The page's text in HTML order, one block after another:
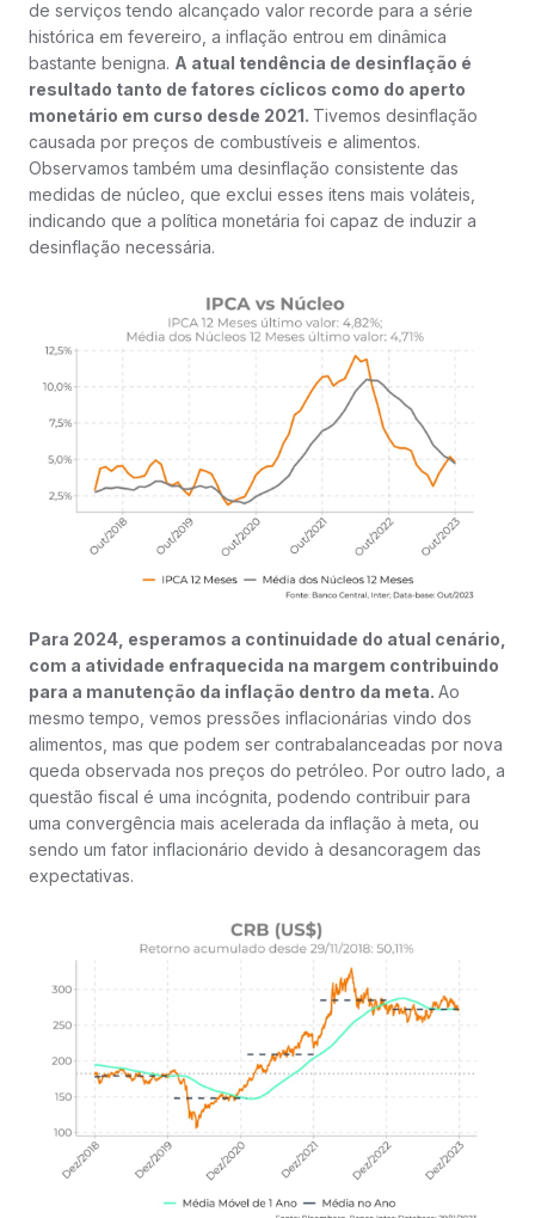
de serviços tendo alcançado valor recorde para a série
histórica em fevereiro, a inflação entrou em dinâmica
bastante benigna. A atual tendência de desinflação é
resultado tanto de fatores cíclicos como do aperto
monetário em curso desde 2021. Tivemos desinflação
causada por preços de combustíveis e alimentos.
Observamos também uma desinflação consistente das
medidas de núcleo, que exclui esses itens mais voláteis,
indicando que a política monetária foi capaz de induzir a
desinflação necessária.
Para 2024, esperamos a continuidade do atual cenário,
com a atividade enfraquecida na margem contribuindo
para a manutenção da inflação dentro da meta. Ao
mesmo tempo, vemos pressões inflacionárias vindo dos
alimentos, mas que podem ser contrabalanceadas por nova
queda observada nos preços do petróleo. Por outro lado, a
questão fiscal é uma incógnita, podendo contribuir para
uma convergência mais acelerada da inflação à meta, ou
sendo um fator inflacionário devido à desancoragem das
expectativas.